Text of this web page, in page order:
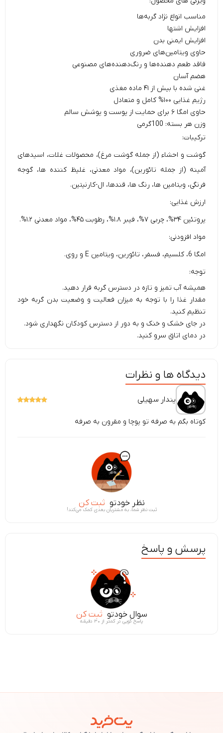
مناسب انواع نژاد گربه‌ها
افزایش اشتها
افزایش ایمنی بدن
حاوی ویتامین‌های ضروری
فاقد طعم دهنده‌ها و رنگ‌دهنده‌های مصنوعی
هضم آسان
غنی شده با بیش از ۴۱ ماده مغذی
رژیم غذایی ۱۰۰% کامل و متعادل
حاوی امگا‌ ۶ برای حمایت از پوست و پوشش سالم
وزن هر بسته: 100گرمی
ترکیبات:
گوشت و احشاء (از جمله گوشت مرغ)، محصولات غلات، اسیدهای
آمینه (از جمله تائورین)، مواد معدنی، غلیظ کننده ها، گوجه
فرنگی، ویتامین ها، رنگ ها، قندها، ال-کارنیتین.
ارزش غذایی:
پروتئین ۳۴%، چربی ۷%، فیبر ۱.۸%، رطوبت ۴۵%، مواد معدنی ۱.۲%.
مواد افزودنی:
امگا 6، کلسیم، فسفر، تائورین، ویتامین E و روی.
توجه:
همیشه آب تمیز و تازه در دسترس گربه قرار دهید.
مقدار غذا را با توجه به میزان فعالیت و وضعیت بدن گربه خود
تنظیم کنید.
در جای خشک و خنک و به دور از دسترس کودکان نگهداری شود.
در دمای اتاق سرو کنید.
دیدگاه ها و نظرات
پندار سهیلی
کوتاه بگم به صرفه تو پوچا و مقرون به صرفه
نظر خودتو ثبت کن
ثبت نظر شما، به مشتریان بعدی کمک می‌کند!
پرسش و پاسخ
سوال خودتو ثبت کن
پاسخ گویی در کمتر از ۳۰ دقیقه